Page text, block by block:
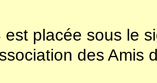
est placée sous le
des Amis